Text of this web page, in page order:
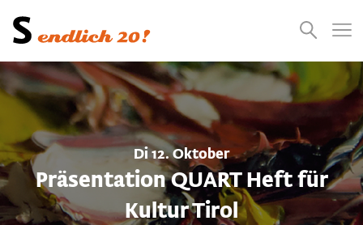
Presse
Videos Jobs
Suchen
Di 12. Oktober
Präsentation QUART Heft für
Kultur Tirol